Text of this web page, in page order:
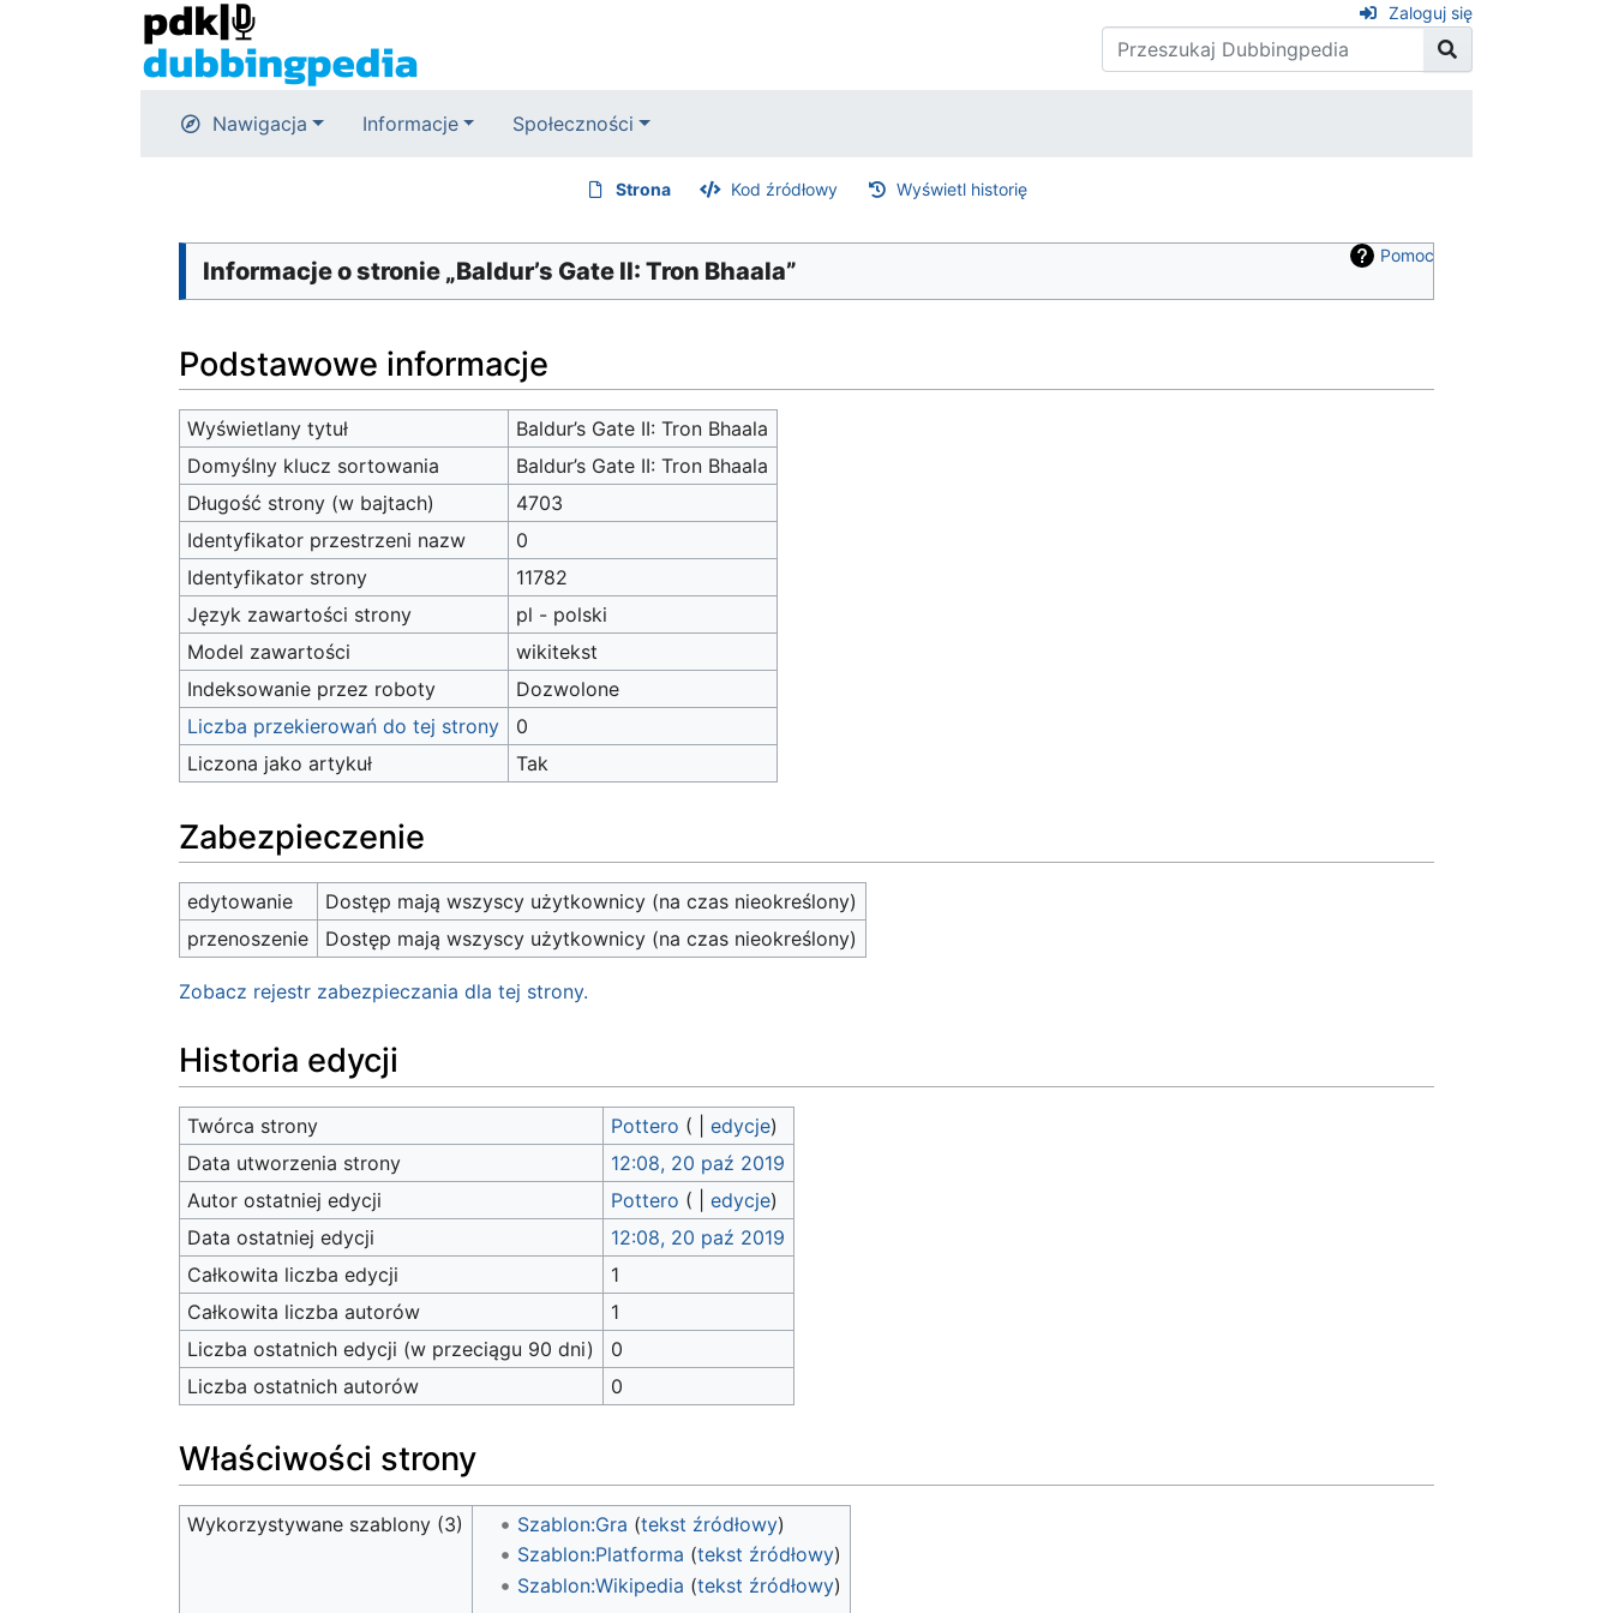
Zaloguj się
Nawigacja Informacje Społeczności
Strona Kod źródłowy Wyświetl historię
Pomoc
Informacje o stronie „Baldur’s Gate II: Tron Bhaala”
Podstawowe informacje
Wyświetlany tytuł
Baldur’s Gate II: Tron Bhaala
Domyślny klucz sortowania
Baldur’s Gate II: Tron Bhaala
Długość strony (w bajtach)
4703
Identyfikator przestrzeni nazw
0
Identyfikator strony
11782
Język zawartości strony
pl - polski
Model zawartości
wikitekst
Indeksowanie przez roboty
Dozwolone
Liczba przekierowań do tej strony
0
Liczona jako artykuł
Tak
Zabezpieczenie
edytowanie
Dostęp mają wszyscy użytkownicy (na czas nieokreślony)
przenoszenie
Dostęp mają wszyscy użytkownicy (na czas nieokreślony)
Zobacz rejestr zabezpieczania dla tej strony.
Historia edycji
Twórca strony Pottero ( |edycje)
Data utworzenia strony
12:08, 20 paź 2019
Autor ostatniej edycji
Pottero ( |edycje)
Data ostatniej edycji
12:08, 20 paź 2019
Całkowita liczba edycji
1
Całkowita liczba autorów
1
Liczba ostatnich edycji (w przeciągu 90 dni)
0
Liczba ostatnich autorów
0
Właściwości strony
Wykorzystywane szablony (3) Szablon:Gra (tekst źródłowy)
Szablon:Platforma (tekst źródłowy)
Szablon:Wikipedia (tekst źródłowy)